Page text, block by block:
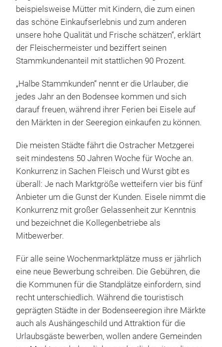
beispielsweise Mütter mit Kindern, die zum einen
das schöne Einkaufserlebnis und zum anderen
unsere hohe Qualität und Frische schätzen“, erklärt
der Fleischermeister und beziffert seinen
Stammkundenanteil mit stattlichen 90 Prozent.
„Halbe Stammkunden“ nennt er die Urlauber, die
jedes Jahr an den Bodensee kommen und sich
darauf freuen, während ihrer Ferien bei Eisele auf
den Märkten in der Seeregion einkaufen zu können.
Die meisten Städte fährt die Ostracher Metzgerei
seit mindestens 50 Jahren Woche für Woche an.
Konkurrenz in Sachen Fleisch und Wurst gibt es
überall: Je nach Marktgröße wetteifern vier bis fünf
Anbieter um die Gunst der Kunden. Eisele nimmt die
Konkurrenz mit großer Gelassenheit zur Kenntnis
und bezeichnet die Kollegenbetriebe als
Mitbewerber.
Für alle seine Wochenmarktplätze muss er jährlich
eine neue Bewerbung schreiben. Die Gebühren, die
die Kommunen für die Standplätze einfordern, sind
recht unterschiedlich. Während die touristisch
geprägten Städte in der Bodenseeregion ihre Märkte
auch als Aushängeschild und Attraktion für die
Urlaubsgäste bewerben, wollen andere Gemeinden